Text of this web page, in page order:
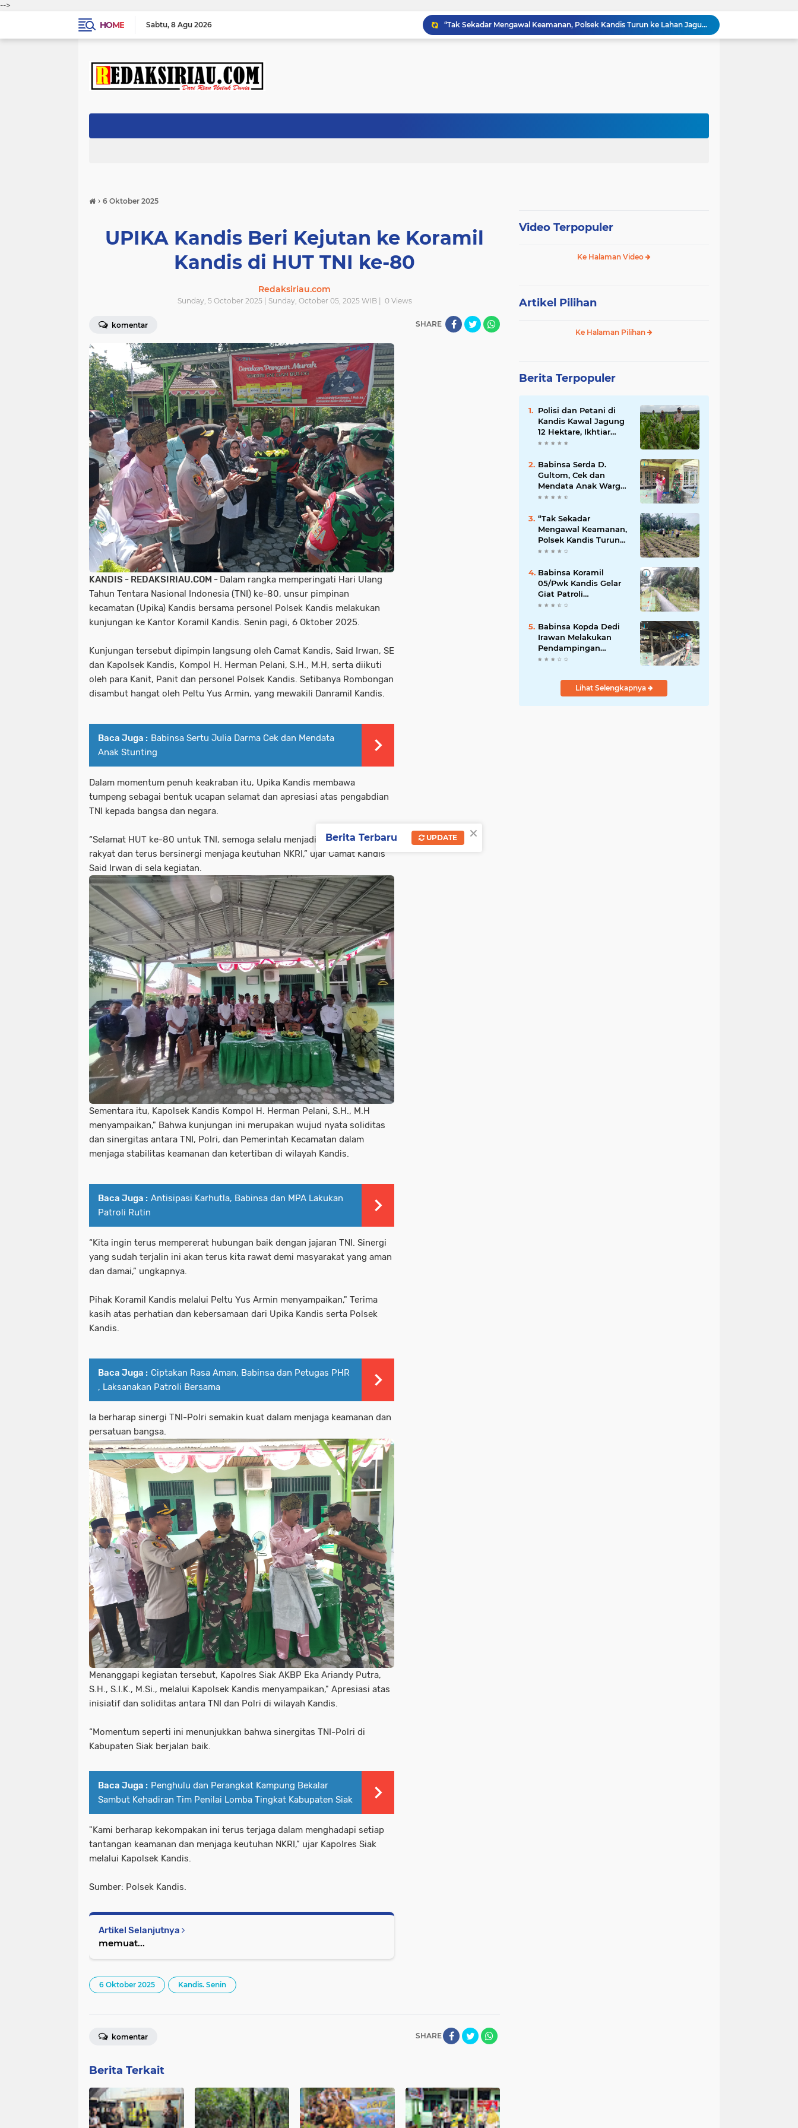
-->
HOME
Sabtu 8 Agu 2026
“Tak Sekadar Mengawal Keamanan, Polsek Kandis Turun ke Lahan Jagung Kawal Ketahanan Pangan
Babinsa Sertu Suriyadi Mengecek dan Mendata Anak Warga Yang Stunting di Wilayah Binaannya
Babinsa Koramil 05/ Pwk Kandis, Patroli Pengamanan Line Pipa PHR dan Komsos Tentang SKK Migas
› 6 Oktober 2025
UPIKA Kandis Beri Kejutan ke Koramil
Kandis di HUT TNI ke-80
Redaksiriau.com
Sunday, 5 October 2025 | Sunday, October 05, 2025 WIB | 0Views
komentar SHARE
KANDIS - REDAKSIRIAU.COM - Dalam rangka memperingati Hari Ulang
Tahun Tentara Nasional Indonesia (TNI) ke-80, unsur pimpinan
kecamatan (Upika) Kandis bersama personel Polsek Kandis melakukan
kunjungan ke Kantor Koramil Kandis. Senin pagi, 6 Oktober 2025.
Kunjungan tersebut dipimpin langsung oleh Camat Kandis, Said Irwan, SE
dan Kapolsek Kandis, Kompol H. Herman Pelani, S.H., M.H, serta diikuti
oleh para Kanit, Panit dan personel Polsek Kandis. Setibanya Rombongan
disambut hangat oleh Peltu Yus Armin, yang mewakili Danramil Kandis.
Baca Juga : Babinsa Sertu Julia Darma Cek dan Mendata
Anak Stunting
Dalam momentum penuh keakraban itu, Upika Kandis membawa
tumpeng sebagai bentuk ucapan selamat dan apresiasi atas pengabdian
TNI kepada bangsa dan negara.
“Selamat HUT ke-80 untuk TNI, semoga selalu menjadi kebanggaan
rakyat dan terus bersinergi menjaga keutuhan NKRI,” ujar Camat Kandis
Said Irwan di sela kegiatan.
Sementara itu, Kapolsek Kandis Kompol H. Herman Pelani, S.H., M.H
menyampaikan," Bahwa kunjungan ini merupakan wujud nyata soliditas
dan sinergitas antara TNI, Polri, dan Pemerintah Kecamatan dalam
menjaga stabilitas keamanan dan ketertiban di wilayah Kandis.
Baca Juga : Antisipasi Karhutla, Babinsa dan MPA Lakukan
Patroli Rutin
“Kita ingin terus mempererat hubungan baik dengan jajaran TNI. Sinergi
yang sudah terjalin ini akan terus kita rawat demi masyarakat yang aman
dan damai,” ungkapnya.
Pihak Koramil Kandis melalui Peltu Yus Armin menyampaikan," Terima
kasih atas perhatian dan kebersamaan dari Upika Kandis serta Polsek
Kandis.
Baca Juga : Ciptakan Rasa Aman, Babinsa dan Petugas PHR
, Laksanakan Patroli Bersama
Ia berharap sinergi TNI-Polri semakin kuat dalam menjaga keamanan dan
persatuan bangsa.
Menanggapi kegiatan tersebut, Kapolres Siak AKBP Eka Ariandy Putra,
S.H., S.I.K., M.Si., melalui Kapolsek Kandis menyampaikan," Apresiasi atas
inisiatif dan soliditas antara TNI dan Polri di wilayah Kandis.
“Momentum seperti ini menunjukkan bahwa sinergitas TNI-Polri di
Kabupaten Siak berjalan baik.
Baca Juga : Penghulu dan Perangkat Kampung Bekalar
Sambut Kehadiran Tim Penilai Lomba Tingkat Kabupaten Siak
"Kami berharap kekompakan ini terus terjaga dalam menghadapi setiap
tantangan keamanan dan menjaga keutuhan NKRI,” ujar Kapolres Siak
melalui Kapolsek Kandis.
Sumber: Polsek Kandis.
Artikel Selanjutnya
memuat...
6 Oktober 2025 Kandis. Senin
SHARE
komentar
Berita Terkait
Video Terpopuler
Ke Halaman Video
Artikel Pilihan
Ke Halaman Pilihan
Berita Terpopuler
Polisi dan Petani di
Kandis Kawal Jagung
12 Hektare, Ikhtiar
Menjaga Ketahanan
Babinsa Serda D.
Gultom, Cek dan
Mendata Anak Warga
Yang Stunting
“Tak Sekadar
Mengawal Keamanan,
Polsek Kandis Turun
ke Lahan Jagung
Pangan
Babinsa Koramil
05/Pwk Kandis Gelar
Giat Patroli
Pengamanan Line
Kandis Kandis
Babinsa Kopda Dedi
Irawan Melakukan
Pendampingan
Vaksinasi PMK
Lihat Selengkapnya
×
Berita Terbaru UPDATE